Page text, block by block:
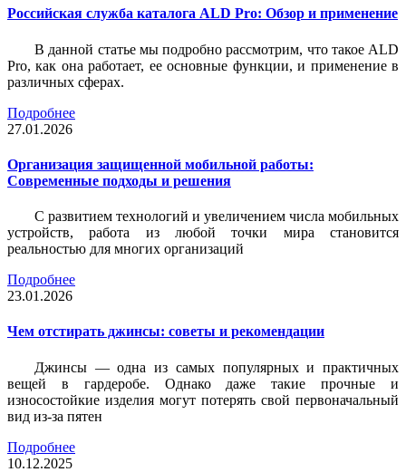
Российская служба каталога ALD Pro: Обзор и применение
В данной статье мы подробно рассмотрим, что такое ALD
Pro, как она работает, ее основные функции, и применение в
различных сферах.
Подробнее
27.01.2026
Организация защищенной мобильной работы:
Современные подходы и решения
С развитием технологий и увеличением числа мобильных
устройств, работа из любой точки мира становится
реальностью для многих организаций
Подробнее
23.01.2026
Чем отстирать джинсы: советы и рекомендации
Джинсы — одна из самых популярных и практичных
вещей в гардеробе. Однако даже такие прочные и
износостойкие изделия могут потерять свой первоначальный
вид из-за пятен
Подробнее
10.12.2025